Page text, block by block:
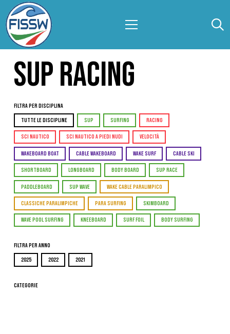
SUP RACING
Filtra per Disciplina
TUTTE LE DISCIPLINE SUP SURFING RACING
SCI NAUTICO SCI NAUTICO A PIEDI NUDI VELOCITÀ
WAKEBOARD BOAT CABLE WAKEBOARD WAKE SURF CABLE SKI
SHORTBOARD LONGBOARD BODY BOARD SUP RACE
PADDLEBOARD SUP WAVE WAKE CABLE PARALIMPICO
CLASSICHE PARALIMPICHE PARA SURFING SKIMBOARD
WAVE POOL SURFING KNEEBOARD SURF FOIL BODY SURFING
Filtra per Anno
2025 2022 2021
Categorie